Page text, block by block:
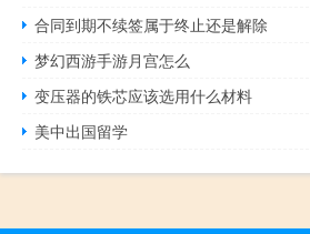
合同到期不续签属于终止还是解除
梦幻西游手游月宫怎么
变压器的铁芯应该选用什么材料
美中出国留学